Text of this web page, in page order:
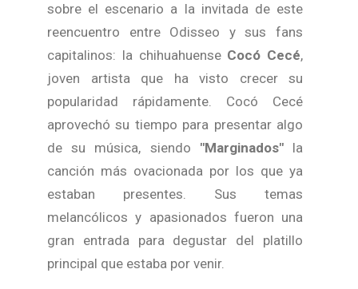
sobre el escenario a la invitada de este
reencuentro entre Odisseo y sus fans
capitalinos: la chihuahuense Cocó Cecé,
joven artista que ha visto crecer su
popularidad rápidamente. Cocó Cecé
aprovechó su tiempo para presentar algo
de su música, siendo "Marginados"la
canción más ovacionada por los que ya
estaban presentes. Sus temas
melancólicos y apasionados fueron una
gran entrada para degustar del platillo
principal que estaba por venir.